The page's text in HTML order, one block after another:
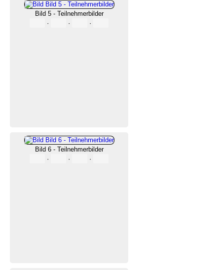
Bild 5 - Teilnehmerbilder
·
· ·
Bild 6 - Teilnehmerbilder
·
· ·